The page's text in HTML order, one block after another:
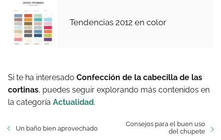
Tendencias 2012 en color
Si te ha interesado Confección de la cabecilla de las
cortinas, puedes seguir explorando más contenidos en
la categoría Actualidad.
Un baño bien aprovechado
Consejos para el buen uso
del chupete